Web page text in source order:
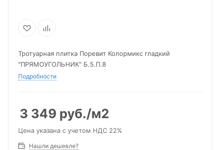
Тротуарная плитка Поревит Колормикс гладкий
"ПРЯМОУГОЛЬНИК" Б.5.П.8
Подробности
3 349 руб./м2
Цена указана с учетом НДС 22%
Нашли дешевле?